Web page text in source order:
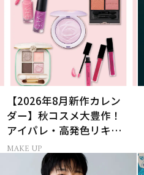
【2026年8月新作カレン
ダー】秋コスメ大豊作！
アイパレ・高発色リキッ
ドリップ・チーク
MAKE UP